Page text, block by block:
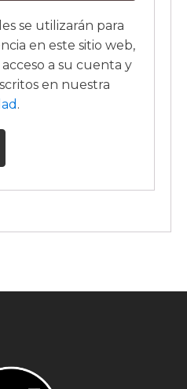
se utilizarán para
en este sitio web,
a su cuenta y
en nuestra
.